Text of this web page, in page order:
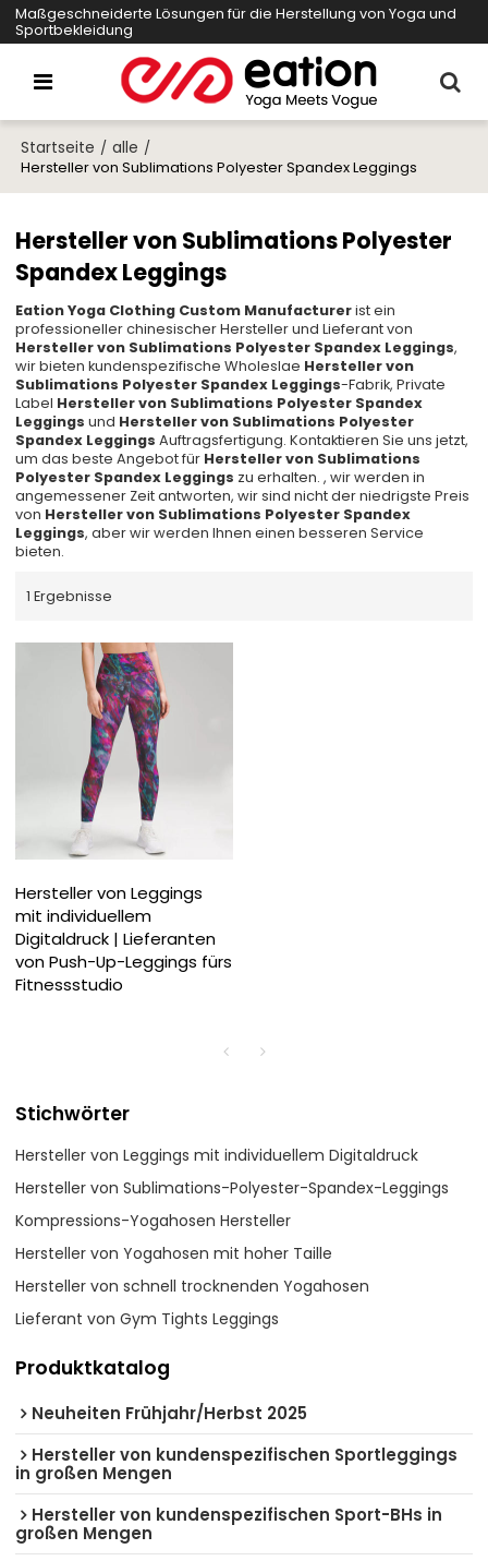
Maßgeschneiderte Lösungen für die Herstellung von Yoga und
Sportbekleidung
Startseite / alle /
Hersteller von Sublimations Polyester Spandex Leggings
Hersteller von Sublimations Polyester
Spandex Leggings
Eation Yoga Clothing Custom Manufacturerist ein
professioneller chinesischer Hersteller und Lieferant von
Hersteller von Sublimations Polyester Spandex Leggings,
wir bieten kundenspezifische Wholeslae Hersteller von
Sublimations Polyester Spandex Leggings-Fabrik, Private
Label Hersteller von Sublimations Polyester Spandex
Leggings und Hersteller von Sublimations Polyester
Spandex Leggings Auftragsfertigung. Kontaktieren Sie uns jetzt,
um das beste Angebot für Hersteller von Sublimations
Polyester Spandex Leggings zu erhalten. , wir werden in
angemessener Zeit antworten, wir sind nicht der niedrigste Preis
von Hersteller von Sublimations Polyester Spandex
Leggings, aber wir werden Ihnen einen besseren Service
bieten.
1 Ergebnisse
Hersteller von Leggings
mit individuellem
Digitaldruck | Lieferanten
von Push-Up-Leggings fürs
Fitnessstudio
Stichwörter
Hersteller von Leggings mit individuellem Digitaldruck
Hersteller von Sublimations-Polyester-Spandex-Leggings
Kompressions-Yogahosen Hersteller
Hersteller von Yogahosen mit hoher Taille
Hersteller von schnell trocknenden Yogahosen
Lieferant von Gym Tights Leggings
Produktkatalog
Neuheiten Frühjahr/Herbst 2025
Hersteller von kundenspezifischen Sportleggings
in großen Mengen
Hersteller von kundenspezifischen Sport-BHs in
großen Mengen